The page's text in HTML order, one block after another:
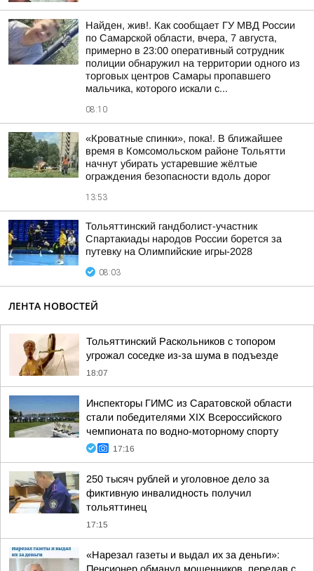
Найден, жив!. Как сообщает ГУ МВД России
по Самарской области, вчера, 7 августа,
примерно в 23:00 оперативный сотрудник
полиции обнаружил на территории одного из
торговых центров Самары пропавшего
мальчика, которого искали с...
08:10
«Кроватные спинки», пока!. В ближайшее
время в Комсомольском районе Тольятти
начнут убирать устаревшие жёлтые
ограждения безопасности вдоль дорог
13:53
Тольяттинский гандболист-участник
Спартакиады народов России борется за
путевку на Олимпийские игры-2028
08:03
ЛЕНТА НОВОСТЕЙ
Тольяттинский Раскольников с топором
угрожал соседке из-за шума в подъезде
18:07
Инспекторы ГИМС из Саратовской области
стали победителями XIX Всероссийского
чемпионата по водно-моторному спорту
17:16
250 тысяч рублей и уголовное дело за
фиктивную инвалидность получил
тольяттинец
17:15
«Нарезал газеты и выдал их за деньги»: